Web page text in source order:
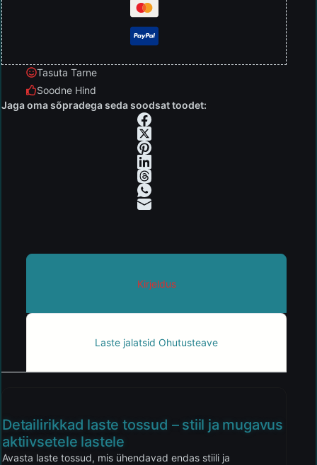
Tasuta Tarne
Soodne Hind
Jaga oma sõpradega seda soodsat toodet:
Kirjeldus
Laste jalatsid Ohutusteave
Detailirikkad laste tossud – stiil ja mugavus
aktiivsetele lastele
Avasta laste tossud, mis ühendavad endas stiili ja